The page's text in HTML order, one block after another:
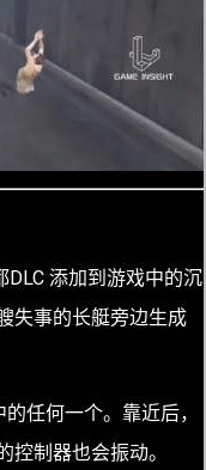
DLC 添加到游戏中的沉
失事的长艇旁边生成
任何一个。靠近后，
制器也会振动。